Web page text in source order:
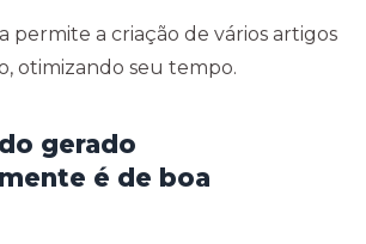
permite a criação de vários artigos
otimizando seu tempo.
gerado
é de boa